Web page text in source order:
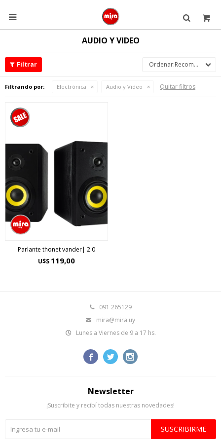

AUDIO Y VIDEO
Recomendados
Filtrando por: Electrónica Audio y Video Quitar filtros
Parlante thonet vander| 2.0
U$S 119,00
091 265129
mira@mira.uy
Lunes a Viernes de 9 a 17 hs.
  
Newsletter
¡Suscribite y recibí todas nuestras novedades!
SUSCRIBIRME